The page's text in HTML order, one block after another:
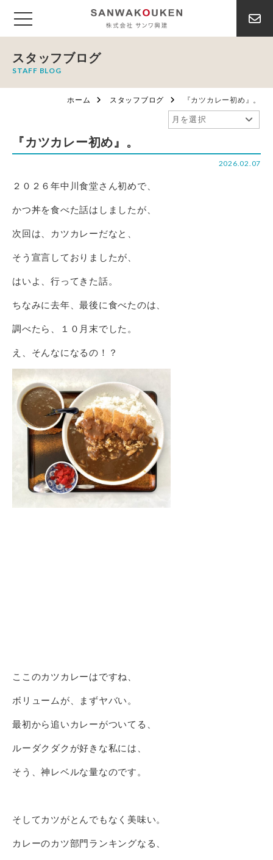
スタッフブログ
STAFF BLOG
ホーム スタッフブログ 『カツカレー初め』。
『カツカレー初め』。
2026.02.07
２０２６年中川食堂さん初めで、
かつ丼を食べた話はしましたが、
次回は、カツカレーだなと、
そう宣言しておりましたが、
はいよ、行ってきた話。
ちなみに去年、最後に食べたのは、
調べたら、１０月末でした。
え、そんなになるの！？
ここのカツカレーはですね、
ボリュームが、まずヤバい。
最初から追いカレーがついてる、
ルーダクダクが好きな私には、
そう、神レベルな量なのです。
そしてカツがとんでもなく美味い。
カレーのカツ部門ランキングなる、